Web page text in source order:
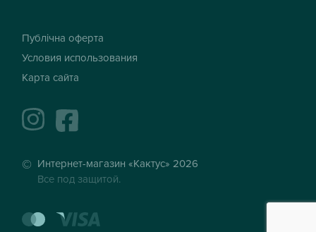
Публічна оферта
Условия использования
Карта сайта
instagramfacebook
Интернет-магазин «Кактус» 2026
Все под защитой.
mastercard